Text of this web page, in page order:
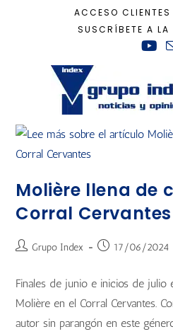
ACCESO CLIENTES
SUSCRÍBETE A LA
cultura +
Molière llena de
Corral Cervantes
Grupo Index 17/06/2024
Finales de junio e inicios de julio
Molière en el Corral Cervantes.
autor sin parangón en este